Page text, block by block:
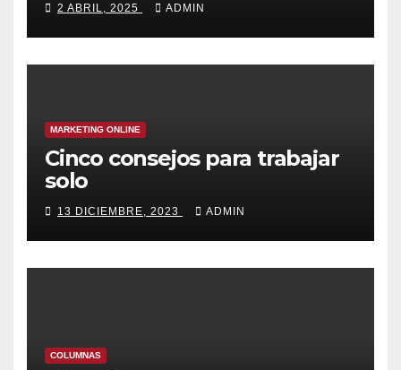
2 ABRIL, 2025 ADMIN
MARKETING ONLINE
Cinco consejos para trabajar
solo
13 DICIEMBRE, 2023 ADMIN
COLUMNAS